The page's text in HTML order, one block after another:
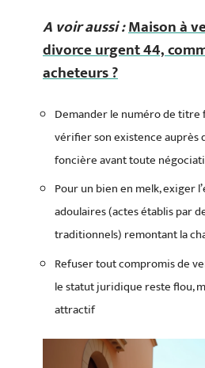
A voir aussi :Maison à
divorce urgent 44,
acheteurs ?
Demander le numéro de
vérifier son existence auprès
foncière avant toute
Pour un bien en melk, exiger
adoulaires (actes établis par
traditionnels) remontant la
Refuser tout compromis de
le statut juridique reste flou,
attractif